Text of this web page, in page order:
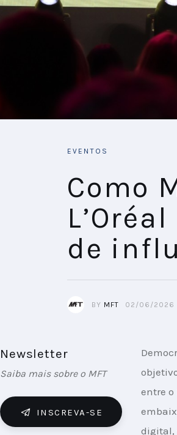
EVENTOS
Como
de
BY MFT 02/06/2026
Newsletter
Saiba mais sobre o MFT
INSCREVA-SE
entre o
digital,